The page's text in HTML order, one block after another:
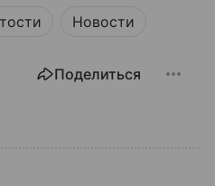
Новости
Поделиться